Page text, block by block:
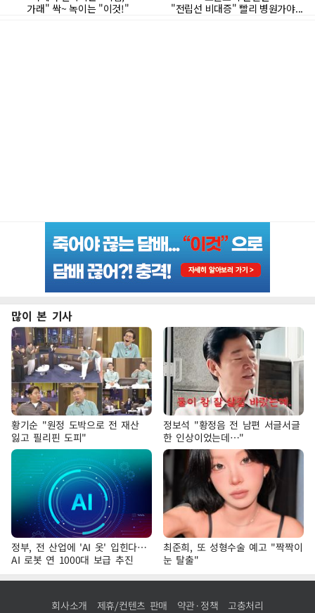
많이 본 기사
황기순 "원정 도박으로 전 재산
잃고 필리핀 도피"
정보석 "황정음 전 남편 서글서글
한 인상이었는데…"
정부, 전 산업에 'AI 옷' 입힌다…
AI 로봇 연 1000대 보급 추진
최준희, 또 성형수술 예고 "짝짝이
눈 탈출"
회사소개 제휴/컨텐츠 판매 약관·정책 고충처리